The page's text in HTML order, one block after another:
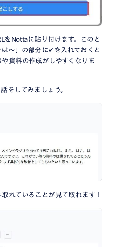
をNottaに貼り付けます。このと
～」の部分に✔を入れておくと
資料の作成がしやすくなりま
をしてみましょう。
れていることが見て取れます！